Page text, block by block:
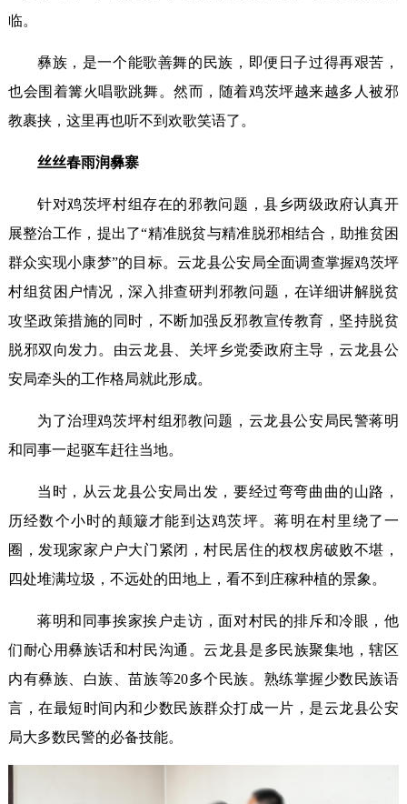
临。
彝族，是一个能歌善舞的民族，即便日子过得再艰苦，
也会围着篝火唱歌跳舞。然而，随着鸡茨坪越来越多人被邪
教裹挟，这里再也听不到欢歌笑语了。
丝丝春雨润彝寨
针对鸡茨坪村组存在的邪教问题，县乡两级政府认真开
展整治工作，提出了“精准脱贫与精准脱邪相结合，助推贫困
群众实现小康梦”的目标。云龙县公安局全面调查掌握鸡茨坪
村组贫困户情况，深入排查研判邪教问题，在详细讲解脱贫
攻坚政策措施的同时，不断加强反邪教宣传教育，坚持脱贫
脱邪双向发力。由云龙县、关坪乡党委政府主导，云龙县公
安局牵头的工作格局就此形成。
为了治理鸡茨坪村组邪教问题，云龙县公安局民警蒋明
和同事一起驱车赶往当地。
当时，从云龙县公安局出发，要经过弯弯曲曲的山路，
历经数个小时的颠簸才能到达鸡茨坪。蒋明在村里绕了一
圈，发现家家户户大门紧闭，村民居住的杈杈房破败不堪，
四处堆满垃圾，不远处的田地上，看不到庄稼种植的景象。
蒋明和同事挨家挨户走访，面对村民的排斥和冷眼，他
们耐心用彝族话和村民沟通。云龙县是多民族聚集地，辖区
内有彝族、白族、苗族等20多个民族。熟练掌握少数民族语
言，在最短时间内和少数民族群众打成一片，是云龙县公安
局大多数民警的必备技能。